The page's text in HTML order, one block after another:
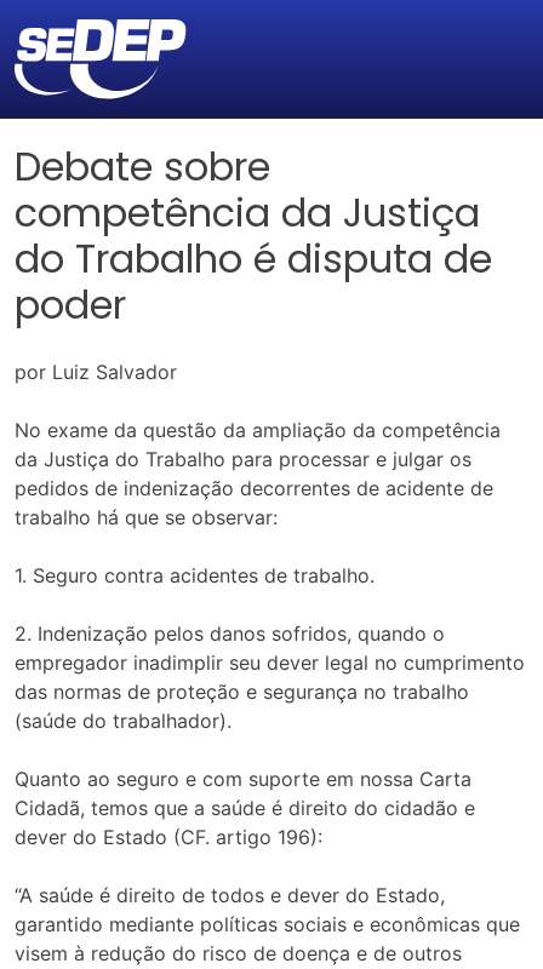
Debate sobre
competência da Justiça
do Trabalho é disputa de
poder
por Luiz Salvador
No exame da questão da ampliação da competência
da Justiça do Trabalho para processar e julgar os
pedidos de indenização decorrentes de acidente de
trabalho há que se observar:
1. Seguro contra acidentes de trabalho.
2. Indenização pelos danos sofridos, quando o
empregador inadimplir seu dever legal no cumprimento
das normas de proteção e segurança no trabalho
(saúde do trabalhador).
Quanto ao seguro e com suporte em nossa Carta
Cidadã, temos que a saúde é direito do cidadão e
dever do Estado (CF. artigo 196):
“A saúde é direito de todos e dever do Estado,
garantido mediante políticas sociais e econômicas que
visem à redução do risco de doença e de outros